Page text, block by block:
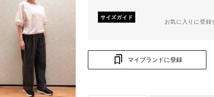
サイズガイド
お気に入りに登録
マイブランドに登録